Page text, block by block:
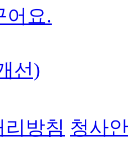
어요.
선)
방침 청사